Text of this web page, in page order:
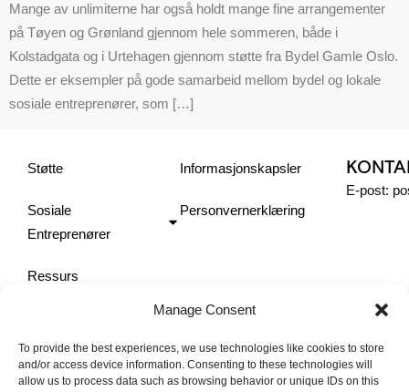
Manage Consent
To provide the best experiences, we use technologies like cookies to store
and/or access device information. Consenting to these technologies will
allow us to process data such as browsing behavior or unique IDs on this
Mange av unlimiterne har også holdt mange fine arrangementer
på Tøyen og Grønland gjennom hele sommeren, både i
Kolstadgata og i Urtehagen gjennom støtte fra Bydel Gamle Oslo.
Dette er eksempler på gode samarbeid mellom bydel og lokale
sosiale entreprenører, som […]
Støtte
Sosiale
Entreprenører
Ressurs
Om oss
Informasjonskapsler
Personvernerklæring
E-post: